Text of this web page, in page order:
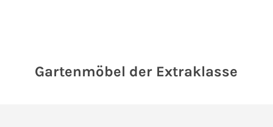
Gartenmöbel der Extraklasse